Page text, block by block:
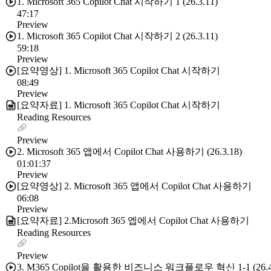
47:17
Preview
1. Microsoft 365 Copilot Chat 시작하기 2 (26.3.11)
59:18
Preview
[요약영상] 1. Microsoft 365 Copilot Chat 시작하기
08:49
Preview
[요약자료] 1. Microsoft 365 Copilot Chat 시작하기
Reading Resources
Preview
2. Microsoft 365 앱에서 Copilot Chat 사용하기 (26.3.18)
01:01:37
Preview
[요약영상] 2. Microsoft 365 앱에서 Copilot Chat 사용하기
06:08
Preview
[요약자료] 2.Microsoft 365 엡에서 Copilot Chat 사용하기
Reading Resources
Preview
3. M365 Copilot을 활용한 비즈니스 워크플로우 혁신 1-1